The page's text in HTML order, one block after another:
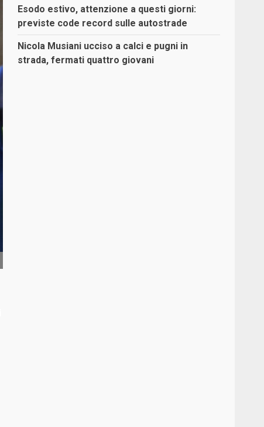
Esodo estivo, attenzione a questi giorni:
previste code record sulle autostrade
Nicola Musiani ucciso a calci e pugni in
strada, fermati quattro giovani